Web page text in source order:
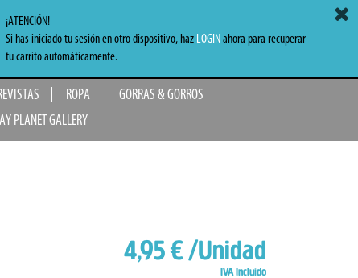
ROPA
GORRAS & GORROS
PLANET GALLERY
4,95 €/Unidad
IVA Incluido
¡ATENCIÓN!
Si has iniciado tu sesión en otro dispositivo, haz LOGINahora para recuperar
tu carrito automáticamente.